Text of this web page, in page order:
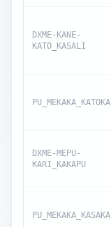
DXME-KANE-
KATO_KASALI
PU_MEKAKA_KATOKA
DXME-MEPU-
KARI_KAKAPU
PU_MEKAKA_KASAKA